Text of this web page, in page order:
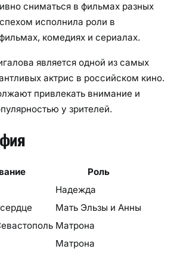
сниматься в фильмах разных
исполнила роли в
комедиях и сериалах.
является одной из самых
актрис в российском кино.
привлекать внимание и
у зрителей.
Роль
Надежда
Мать Эльзы и Анны
Матрона
Матрона